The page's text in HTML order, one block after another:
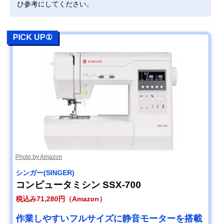
ひ参考にしてください。
PICK UP①
Photo by Amazon
シンガー(SINGER)
コンピュータミシン SSX-700
税込み71,280円（Amazon）
作業しやすいフルサイズに静音モーターを搭載